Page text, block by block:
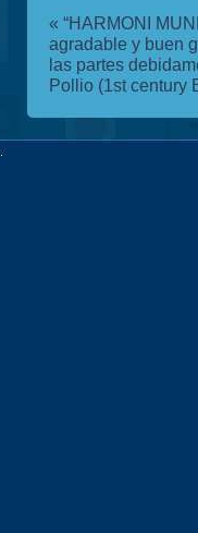
« “HARMONI
agradable y buen
las partes
Pollio (1st century